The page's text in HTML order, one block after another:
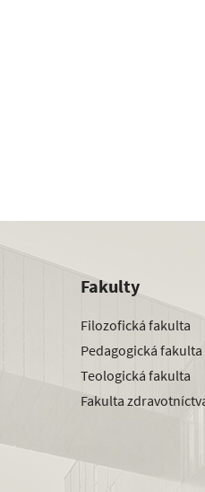
Fakulty
Filozofická fakulta
Pedagogická fakulta
Teologická fakulta
Fakulta